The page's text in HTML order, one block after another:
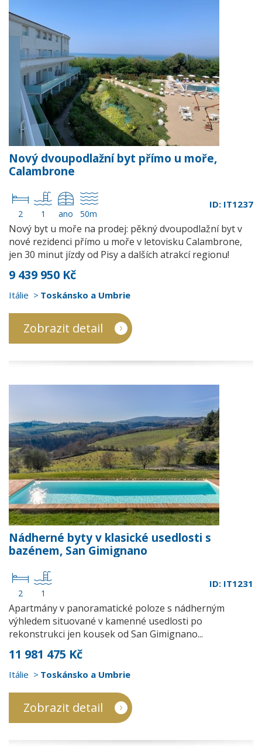
Nový dvoupodlažní byt přímo u moře,
Calambrone
2 1 ano 50m
ID: IT1237
Nový byt u moře na prodej: pěkný dvoupodlažní byt v
nové rezidenci přímo u moře v letovisku Calambrone,
jen 30 minut jízdy od Pisy a dalších atrakcí regionu!
9 439 950 Kč
Itálie Toskánsko a Umbrie
Zobrazit detail
Nádherné byty v klasické usedlosti s
bazénem, San Gimignano
2 1
ID: IT1231
Apartmány v panoramatické poloze s nádherným
výhledem situované v kamenné usedlosti po
rekonstrukci jen kousek od San Gimignano...
11 981 475 Kč
Itálie Toskánsko a Umbrie
Zobrazit detail